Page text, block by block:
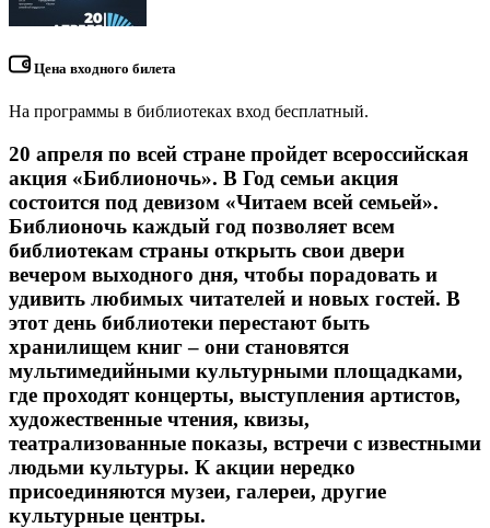
Цена входного билета
На программы в библиотеках вход бесплатный.
20 апреля по всей стране пройдет всероссийская
акция «Библионочь». В Год семьи акция
состоится под девизом «Читаем всей семьей».
Библионочь каждый год позволяет всем
библиотекам страны открыть свои двери
вечером выходного дня, чтобы порадовать и
удивить любимых читателей и новых гостей. В
этот день библиотеки перестают быть
хранилищем книг – они становятся
мультимедийными культурными площадками,
где проходят концерты, выступления артистов,
художественные чтения, квизы,
театрализованные показы, встречи с известными
людьми культуры. К акции нередко
присоединяются музеи, галереи, другие
культурные центры.